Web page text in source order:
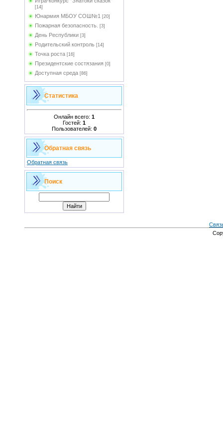
[14]
Юнармия МБОУ СОШ№1 [20]
Пожарная безопасность. [3]
День Республики [3]
Родительский контроль [14]
Точка роста [16]
Президентские состязания [0]
Доступная среда [86]
Статистика
Онлайн всего: 1
Гостей: 1
Пользователей: 0
Обратная связь
Обратная связь
Поиск